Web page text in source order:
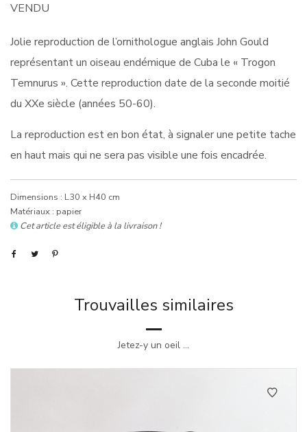
VENDU
Jolie reproduction de l’ornithologue anglais John Gould
représentant un oiseau endémique de Cuba le « Trogon
Temnurus ». Cette reproduction date de la seconde moitié
du XXe siècle (années 50-60).
La reproduction est en bon état, à signaler une petite tache
en haut mais qui ne sera pas visible une fois encadrée.
Dimensions : L30 x H40 cm
Matériaux : papier
Cet article est éligible à la livraison !
Trouvailles similaires
Jetez-y un oeil ...